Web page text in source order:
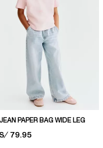
PAPER BAG WIDE LEG
PRICE:
S/ 79.95